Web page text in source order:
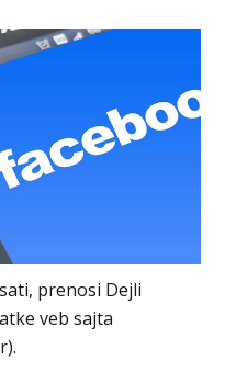
prenosi Dejli
veb sajta